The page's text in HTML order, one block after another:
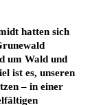
hatten sich
um Wald und
ist es, unseren
– in einer